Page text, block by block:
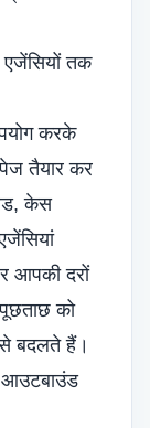
तक
करके
तैयार कर
केस
आपकी दरों
को
बदलते हैं।
आउटबाउंड